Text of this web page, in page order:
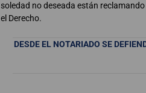
soledad no deseada están
el Derecho.
DESDE EL NOTARIADO SE